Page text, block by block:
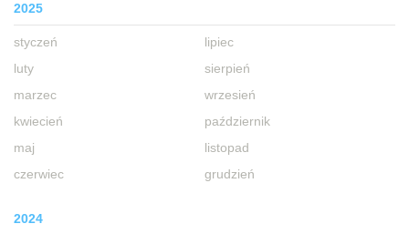
2025
styczeń
luty
marzec
kwiecień
maj
czerwiec
lipiec
sierpień
wrzesień
październik
listopad
grudzień
2024